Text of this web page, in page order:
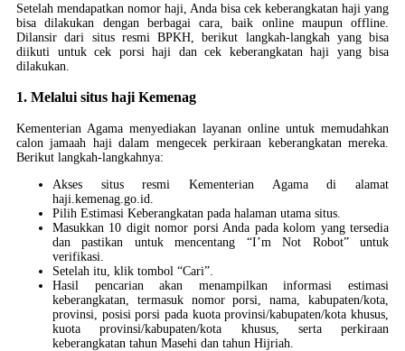
Setelah mendapatkan nomor haji, Anda bisa cek keberangkatan haji yang
bisa dilakukan dengan berbagai cara, baik online maupun offline.
Dilansir dari situs resmi BPKH, berikut langkah-langkah yang bisa
diikuti untuk cek porsi haji dan cek keberangkatan haji yang bisa
dilakukan.
1. Melalui situs haji Kemenag
Kementerian Agama menyediakan layanan online untuk memudahkan
calon jamaah haji dalam mengecek perkiraan keberangkatan mereka.
Berikut langkah-langkahnya:
Akses situs resmi Kementerian Agama di alamat
haji.kemenag.go.id.
Pilih Estimasi Keberangkatan pada halaman utama situs.
Masukkan 10 digit nomor porsi Anda pada kolom yang tersedia
dan pastikan untuk mencentang “I’m Not Robot” untuk
verifikasi.
Setelah itu, klik tombol “Cari”.
Hasil pencarian akan menampilkan informasi estimasi
keberangkatan, termasuk nomor porsi, nama, kabupaten/kota,
provinsi, posisi porsi pada kuota provinsi/kabupaten/kota khusus,
kuota provinsi/kabupaten/kota khusus, serta perkiraan
keberangkatan tahun Masehi dan tahun Hijriah.